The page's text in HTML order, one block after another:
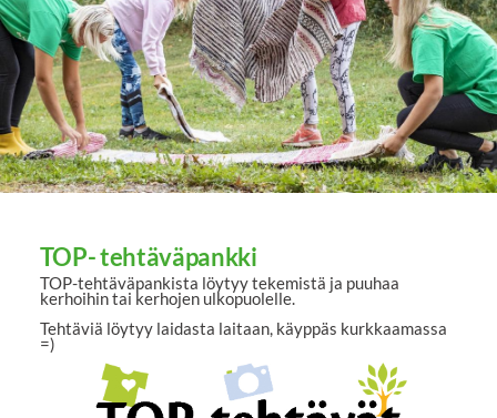
TOP- tehtäväpankki
TOP-tehtäväpankista löytyy tekemistä ja puuhaa
kerhoihin tai kerhojen ulkopuolelle.
Tehtäviä löytyy laidasta laitaan, käyppäs kurkkaamassa
=)